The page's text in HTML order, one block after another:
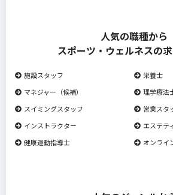
人気の職種から
スポーツ・ウェルネスの
施設スタッフ
栄養士
マネジャー（候補）
理学療法
スイミングスタッフ
営業スタ
インストラクター
エステテ
健康運動指導士
オンライ